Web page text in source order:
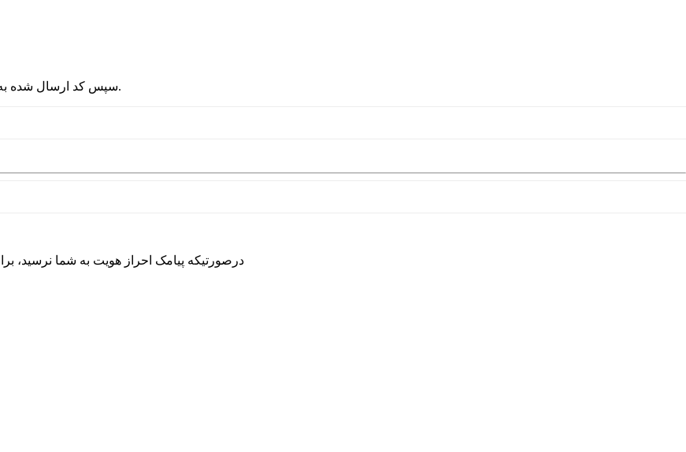
2 - سپس کد ارسال شده به شماره موبایلتان را در قسمت پایین نوشته و دکمه ورود را انتخاب کنید.
درصورتیکه پیامک احراز هویت به شما نرسید،